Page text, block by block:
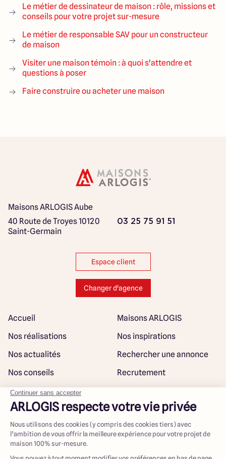
Le métier de dessinateur de maison : rôle, missions et
conseils pour votre projet sur-mesure
Le métier de responsable SAV pour un constructeur
de maison
Visiter une maison témoin : à quoi s'attendre et
questions à poser
Faire construire ou acheter une maison
Maisons ARLOGIS Aube
40 Route de Troyes10120
Saint-Germain
03 25 75 91 51
Espace client
Changer d'agence
Accueil
Maisons ARLOGIS
Nos réalisations
Nos inspirations
Nos actualités
Rechercher une annonce
Nos conseils
Recrutement
Mentions légales
Rejoindre notre réseau
@ Maisons ARLOGIS 2023